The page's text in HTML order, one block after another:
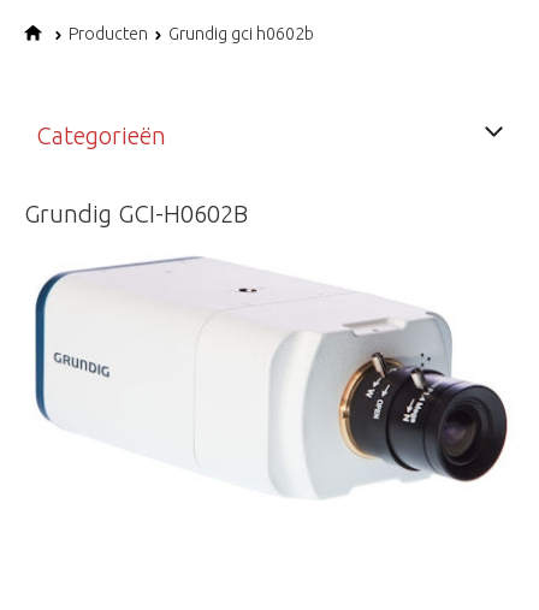
Producten Grundig gci h0602b
Categorieën
Grundig GCI-H0602B